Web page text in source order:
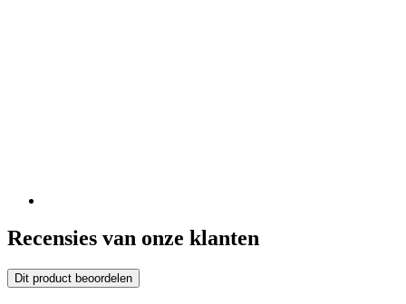
Recensies van onze klanten
Dit product beoordelen